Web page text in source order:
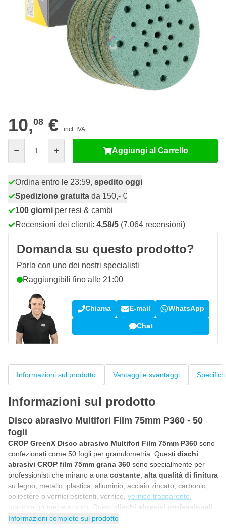
CROP GreenX Film Disco Abrasivo 75mm grana 360 - 50 pezzi
Scegli un numero
10,
RISPARMIA IL 5% pz
10,08 € incl. IVA
Aggiungi al Carrello
Ordina entro le 23:59, spedito oggi
Spedizione gratuita da 150,- €
100 giorni per resi & cambi
Recensioni dei clienti: 4,58/5 (7.064 recensioni)
Domanda su questo prodotto?
Parla con uno dei nostri specialisti
Raggiungibili fino alle 21:00
Chiama E-mail WhatsApp
Chat
Informazioni sul prodotto Vantaggi e svantaggi
Informazioni sul prodotto
Disco abrasivo Multifori Film 75mm P360 - 50
fogli
CROP GreenX Disco abrasivo Multifori Film 75mm P360 sono
confezionati come 50 fogli per granulometria. Questi dischi
abrasivi CROP film 75mm grana 360 sono specialmente per
professionisti che mirano a una costante, alta qualità di finitura
su legno, metallo, plastica, alluminio, acciaio zincato, carbonio,
poliestere o vernici esistenti, vernice, vernice trasparente,
macchia, primer e stucco. Questi dischi abrasivi professionali
sono rotondi 75mme adatti sia per una levigatrice mini rotativa
Informazioni complete sul prodotto